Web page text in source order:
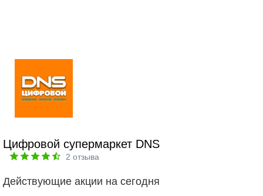
Цифровой супермаркет DNS
2 отзыва
Действующие акции на сегодня